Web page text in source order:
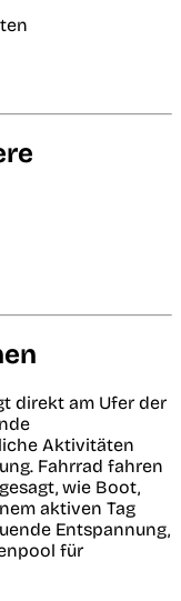
direkt am Ufer der
Aktivitäten
Fahrrad fahren
wie Boot,
aktiven Tag
Entspannung,
für